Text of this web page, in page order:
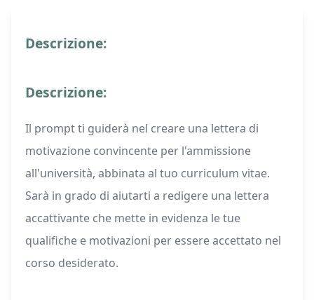
Descrizione:
Descrizione:
Il prompt ti guiderà nel creare una lettera di
motivazione convincente per l'ammissione
all'università, abbinata al tuo curriculum vitae.
Sarà in grado di aiutarti a redigere una lettera
accattivante che mette in evidenza le tue
qualifiche e motivazioni per essere accettato nel
corso desiderato.